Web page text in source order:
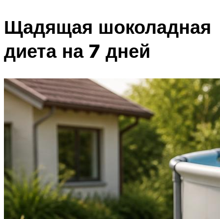
Щадящая шоколадная
диета на 7 дней